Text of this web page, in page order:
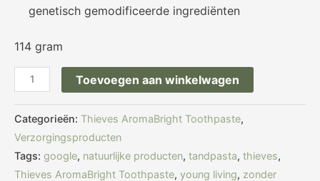
genetisch gemodificeerde ingrediënten
114 gram
Toevoegen aan winkelwagen
Categorieën: Thieves AromaBright Toothpaste,
Verzorgingsproducten
Tags: google, natuurlijke producten, tandpasta, thieves,
Thieves AromaBright Toothpaste, young living, zonder